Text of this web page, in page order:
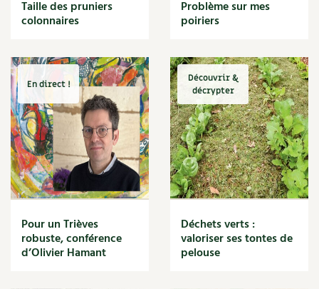
Cuisine saine
Décoration
DIY
Eau
Énergie
Enfants
Expérimentation
Fleur
Jardin bio
Légumes
Légumineuse
Maïs doux
Maison saine
Taille des pruniers
colonnaires
Problème sur mes
poiriers
En direct !
Pour un Trièves
robuste, conférence
d’Olivier Hamant
Découvrir &
décrypter
Déchets verts :
valoriser ses tontes de
pelouse